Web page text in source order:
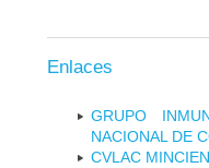
Enlaces
GRUPO
NACIONAL DE
CVLAC